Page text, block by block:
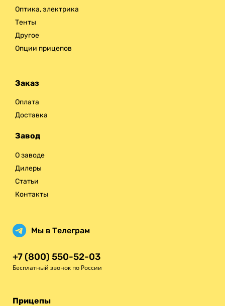
Оптика, электрика
Тенты
Другое
Опции прицепов
Заказ
Оплата
Доставка
Завод
О заводе
Дилеры
Статьи
Контакты
Мы в Телеграм
+7 (800) 550-52-03
Бесплатный звонок по России
Прицепы